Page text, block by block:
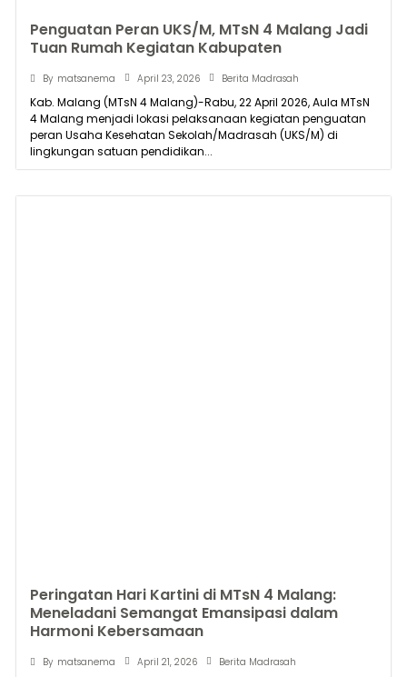
Penguatan Peran UKS/M, MTsN 4 Malang Jadi
Tuan Rumah Kegiatan Kabupaten
By matsanema April 23, 2026 Berita Madrasah
Kab. Malang (MTsN 4 Malang)-Rabu, 22 April 2026, Aula MTsN
4 Malang menjadi lokasi pelaksanaan kegiatan penguatan
peran Usaha Kesehatan Sekolah/Madrasah (UKS/M) di
lingkungan satuan pendidikan...
Peringatan Hari Kartini di MTsN 4 Malang:
Meneladani Semangat Emansipasi dalam
Harmoni Kebersamaan
By matsanema April 21, 2026 Berita Madrasah